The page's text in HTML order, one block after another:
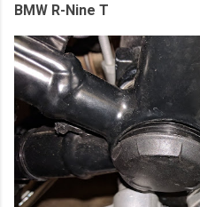
BMW R-Nine T